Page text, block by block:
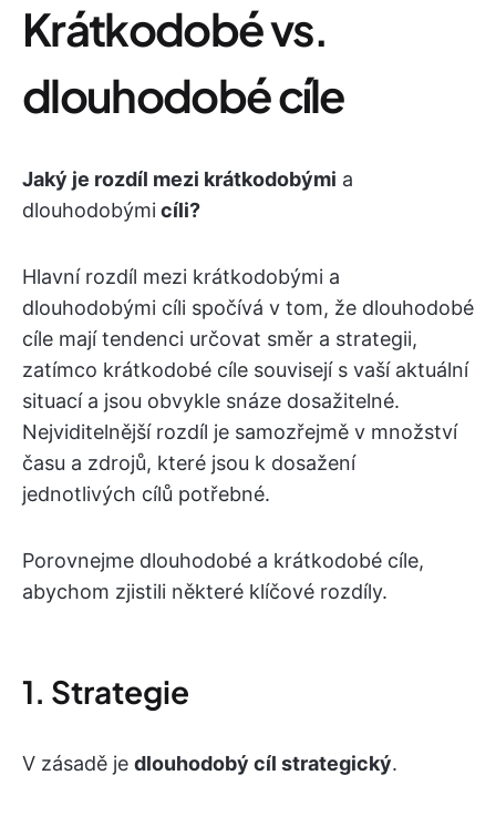
Krátkodobé vs.
dlouhodobé cíle
Jaký je rozdíl mezi krátkodobými a
dlouhodobými cíli?
Hlavní rozdíl mezi krátkodobými a
dlouhodobými cíli spočívá v tom, že dlouhodobé
cíle mají tendenci určovat směr a strategii,
zatímco krátkodobé cíle souvisejí s vaší aktuální
situací a jsou obvykle snáze dosažitelné.
Nejviditelnější rozdíl je samozřejmě v množství
času a zdrojů, které jsou k dosažení
jednotlivých cílů potřebné.
Porovnejme dlouhodobé a krátkodobé cíle,
abychom zjistili některé klíčové rozdíly.
1. Strategie
V zásadě je dlouhodobý cíl strategický.